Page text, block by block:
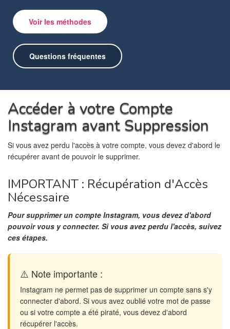
Voir les méthodes
Questions fréquentes
Accéder à votre Compte
Instagram avant Suppression
Si vous avez perdu l'accès à votre compte, vous devez d'abord le
récupérer avant de pouvoir le supprimer.
IMPORTANT : Récupération d'Accès
Nécessaire
Pour supprimer un compte Instagram, vous devez d'abord
pouvoir vous y connecter. Si vous avez perdu l'accès, suivez
ces étapes.
⚠️ Note importante :
Instagram ne permet pas de supprimer un compte sans s'y
connecter d'abord. Si vous avez oublié votre mot de passe
ou si votre compte a été piraté, vous devez d'abord
récupérer l'accès.